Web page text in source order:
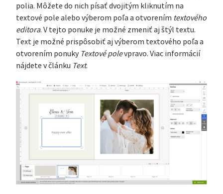
polia. Môžete do nich písať dvojitým kliknutím na
textové pole alebo výberom poľa a otvorením textového
editora. V tejto ponuke je možné zmeniť aj štýl textu.
Text je možné prispôsobiť aj výberom textového poľa a
otvorením ponuky Textové polevpravo. Viac informácií
nájdete v článku Text.